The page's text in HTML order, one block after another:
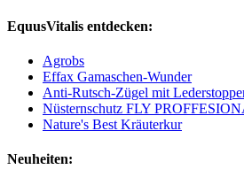
EquusVitalis entdecken:
Agrobs
Effax Gamaschen-Wunder
Anti-Rutsch-Zügel mit
Nüsternschutz FLY
Nature's Best Kräuterkur
Neuheiten: